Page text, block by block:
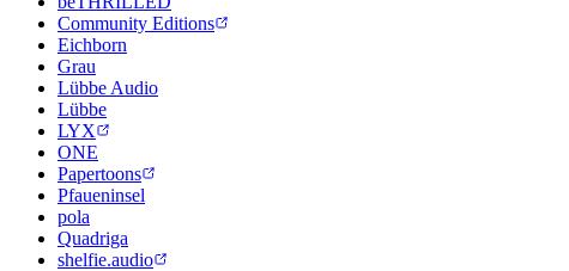
Community Editions
Eichborn
Grau
Lübbe Audio
Lübbe
LYX
ONE
Papertoons
Pfaueninsel
pola
Quadriga
shelfie.audio